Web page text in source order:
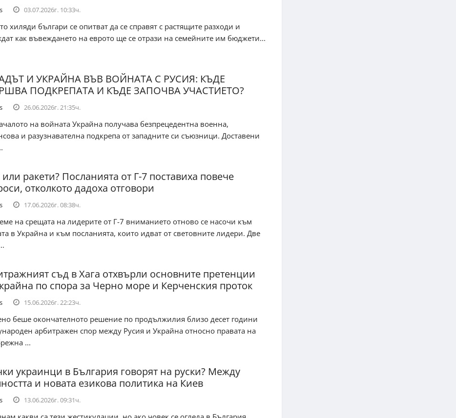
03.07.2026г. 10:33ч.
хиляди българи се опитват да се справят с растящите разходи и
как въвеждането на еврото ще се отрази на семейните им бюджети...
И УКРАЙНА ВЪВ ВОЙНАТА С РУСИЯ: КЪДЕ
ПОДКРЕПАТА И КЪДЕ ЗАПОЧВА УЧАСТИЕТО?
26.06.2026г. 21:35ч.
на войната Украйна получава безпрецедентна военна,
и разузнавателна подкрепа от западните си съюзници. Доставени
ракети? Посланията от Г-7 поставиха повече
отколкото дадоха отговори
17.06.2026г. 08:38ч.
на срещата на лидерите от Г-7 вниманието отново се насочи към
в Украйна и към посланията, които идват от световните лидери. Две
съд в Хага отхвърли основните претенции
по спора за Черно море и Керченския проток
15.06.2026г. 22:23ч.
беше окончателното решение по продължилия близо десет години
арбитражен спор между Русия и Украйна относно правата на
...
украинци в България говорят на руски? Между
и новата езикова политика на Киев
13.06.2026г. 09:31ч.